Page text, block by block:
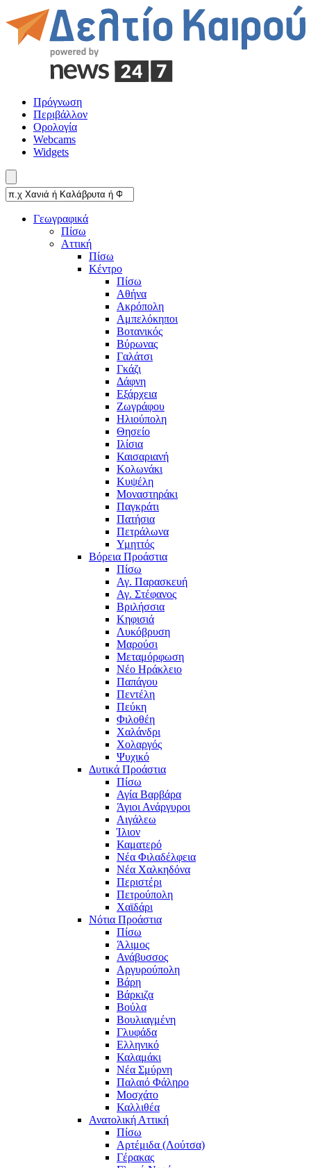
Πρόγνωση
Περιβάλλον
Ορολογία
Webcams
Widgets
Γεωγραφικά
Πίσω
Αττική
Πίσω
Κέντρο
Πίσω
Αθήνα
Ακρόπολη
Αμπελόκηποι
Βοτανικός
Βύρωνας
Γαλάτσι
Γκάζι
Δάφνη
Εξάρχεια
Ζωγράφου
Ηλιούπολη
Θησείο
Ιλίσια
Καισαριανή
Κολωνάκι
Κυψέλη
Μοναστηράκι
Παγκράτι
Πατήσια
Πετράλωνα
Υμηττός
Βόρεια Προάστια
Πίσω
Αγ. Παρασκευή
Αγ. Στέφανος
Βριλήσσια
Κηφισιά
Λυκόβρυση
Μαρούσι
Μεταμόρφωση
Νέο Ηράκλειο
Παπάγου
Πεντέλη
Πεύκη
Φιλοθέη
Χαλάνδρι
Χολαργός
Ψυχικό
Δυτικά Προάστια
Πίσω
Αγία Βαρβάρα
Άγιοι Ανάργυροι
Αιγάλεω
Ίλιον
Καματερό
Νέα Φιλαδέλφεια
Νέα Χαλκηδόνα
Περιστέρι
Πετρούπολη
Χαϊδάρι
Νότια Προάστια
Πίσω
Άλιμος
Ανάβυσσος
Αργυρούπολη
Βάρη
Βάρκιζα
Βούλα
Βουλιαγμένη
Γλυφάδα
Ελληνικό
Καλαμάκι
Νέα Σμύρνη
Παλαιό Φάληρο
Μοσχάτο
Καλλιθέα
Ανατολική Αττική
Πίσω
Αρτέμιδα (Λούτσα)
Γέρακας